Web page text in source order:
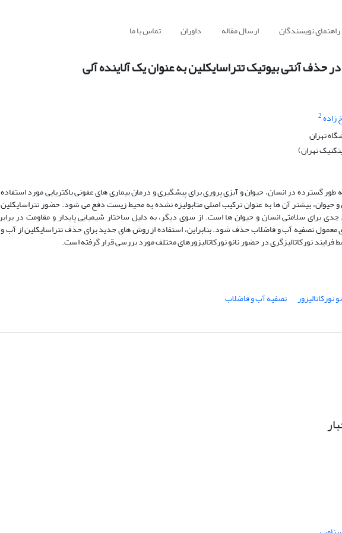
راهنمای نویسندگان ارسال مقاله داوران تماس با ما
در حذف آنتی بیوتیک تتراسایکلین به عنوان یک آلاینده آلی
زاده2
تهران
تهران)
گسترده در انسان، حیوان و آبزی پروری برای پیشگیری و درمان بیماری های عفونی باکتریایی مورد
بیشتر آن ها به عنوان ترکیب اصلی متابولیزه نشده به محیط زیست دفع می شود. حضور
سلامتی انسان و حیوان ها است. از سوی دیگر، به دلیل ساختار شیمیایی پایدار و مقاومت در
معمول تصفیه آب و فاضلاب حذف شود. بنابراین، استفاده از روش های جدید برای حذف تتراسایکلین از
نورکاتالیزگری در حضور نانو نورکاتالیزورهای مختلف مورد بررسی قرار گرفته است.
نورکاتالیزور
تصفیه آب و فاضلاب